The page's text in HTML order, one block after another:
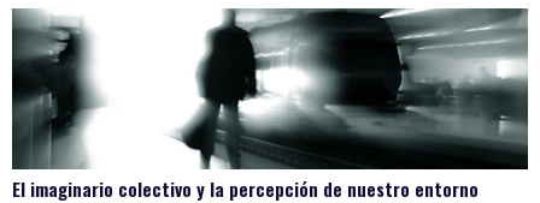
El imaginario colectivo y la percepción de nuestro entorno